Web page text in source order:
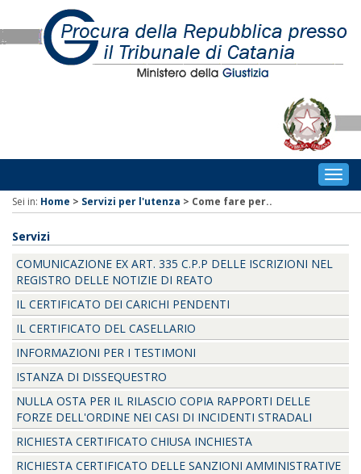
Sei in: Home > Servizi per l'utenza > Come fare per..
Servizi
COMUNICAZIONE EX ART. 335 C.P.P DELLE ISCRIZIONI NEL
REGISTRO DELLE NOTIZIE DI REATO
IL CERTIFICATO DEI CARICHI PENDENTI
IL CERTIFICATO DEL CASELLARIO
INFORMAZIONI PER I TESTIMONI
ISTANZA DI DISSEQUESTRO
NULLA OSTA PER IL RILASCIO COPIA RAPPORTI DELLE
FORZE DELL'ORDINE NEI CASI DI INCIDENTI STRADALI
RICHIESTA CERTIFICATO CHIUSA INCHIESTA
RICHIESTA CERTIFICATO DELLE SANZIONI AMMINISTRATIVE